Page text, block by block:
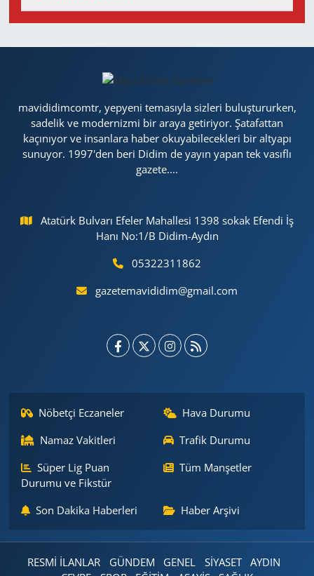
mavididimcomtr, yepyeni temasıyla sizleri buluştururken,
sadelik ve modernizmi bir araya getiriyor. Şatafattan
kaçınıyor ve insanlara haber okuyabilecekleri bir altyapı
sunuyor. 1997'den beri Didim de yayın yapan tek vasıflı
gazete....
Atatürk Bulvarı Efeler Mahallesi 1398 sokak Efendi İş
Hanı No:1/B Didim-Aydın
05322311862
gazetemavididim@gmail.com
Nöbetçi Eczaneler
Hava Durumu
Namaz Vakitleri
Trafik Durumu
Süper Lig Puan
Durumu ve Fikstür
Tüm Manşetler
Son Dakika Haberleri Haber Arşivi
RESMİ İLANLAR GÜNDEM GENEL SİYASET
AYDIN